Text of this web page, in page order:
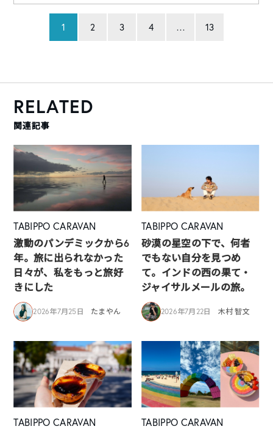
1 2 3 4 … 13
RELATED
関連記事
TABIPPO CARAVAN
激動のパンデミックから6
年。旅に出られなかった
日々が、私をもっと旅好
きにした
2026年7月25日 たまやん
TABIPPO CARAVAN
砂漠の星空の下で、何者
でもない自分を見つめ
て。インドの西の果て・
ジャイサルメールの旅。
2026年7月22日 木村 智文
TABIPPO CARAVAN
TABIPPO CARAVAN